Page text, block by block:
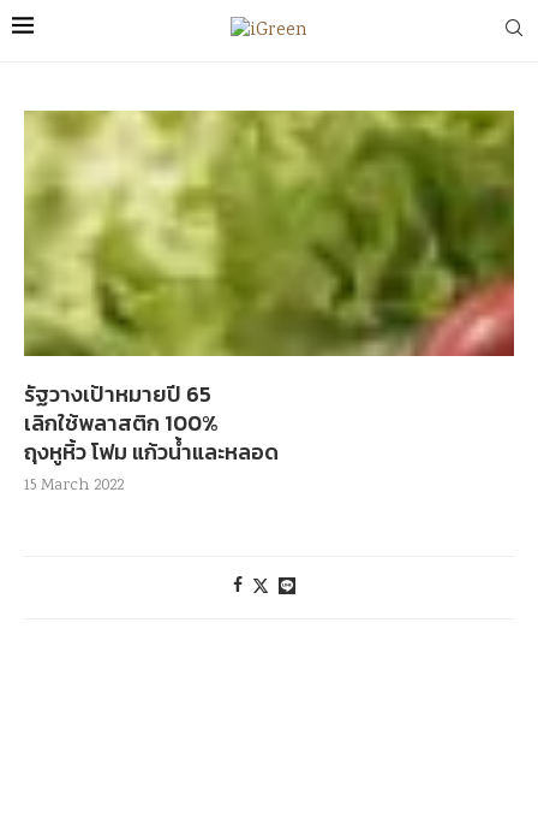
รัฐวางเป้าหมายปี 65
เลิกใช้พลาสติก 100%
ถุงหูหิ้ว โฟม แก้วน้ำและหลอด
15 March 2022